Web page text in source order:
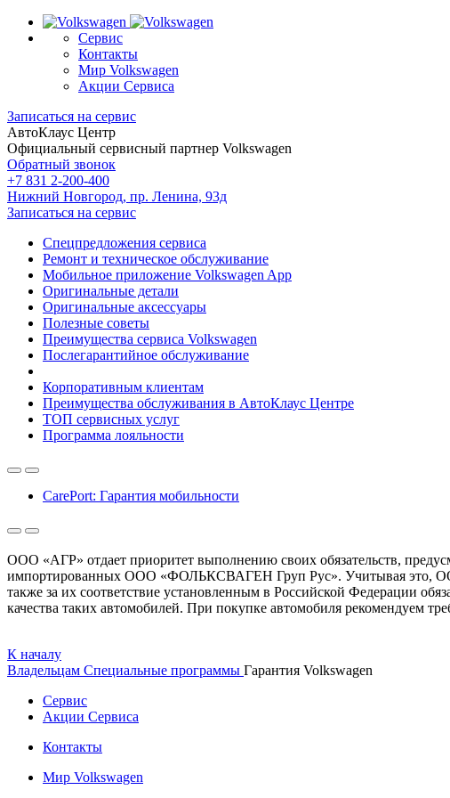
Сервис
Контакты
Мир Volkswagen
Акции Сервиса
Записаться на сервис
АвтоКлаус Центр
Официальный сервисный партнер Volkswagen
Обратный звонок
+7 831 2-200-400
Нижний Новгород, пр. Ленина, 93д
Записаться на сервис
Спецпредложения сервиса
Ремонт и техническое обслуживание
Мобильное приложение Volkswagen App
Оригинальные детали
Оригинальные аксессуары
Полезные советы
Преимущества сервиса Volkswagen
Послегарантийное обслуживание
Корпоративным клиентам
Преимущества обслуживания в АвтоКлаус Центре
ТОП сервисных услуг
Программа лояльности
CarePort: Гарантия мобильности
ООО «АГР» отдает приоритет выполнению своих обязательств,
импортированных ООО «ФОЛЬКСВАГЕН Груп Рус». Учитывая это, ООО
также за их соответствие установленным в Российской Федерации
качества таких автомобилей. При покупке автомобиля рекомендуем
К началу
Владельцам Специальные программы Гарантия Volkswagen
Сервис
Акции Сервиса
Контакты
Мир Volkswagen